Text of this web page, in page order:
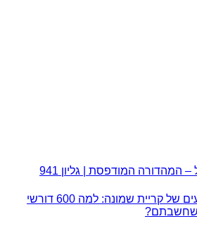
המהדורה המודפסת | גליון 941
המספרים המפתיעים של קריית שמונה: למה 600 דורשי
שחשבתם?